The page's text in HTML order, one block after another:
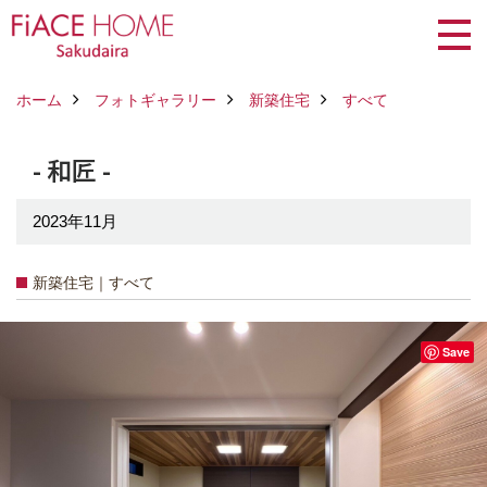
ホーム フォトギャラリー 新築住宅 すべて
- 和匠 -
2023年11月
新築住宅｜すべて
Save